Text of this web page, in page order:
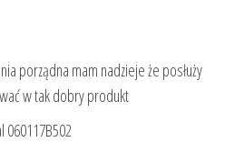
porządna mam nadzieje że posłuży
w tak dobry produkt
060117B502